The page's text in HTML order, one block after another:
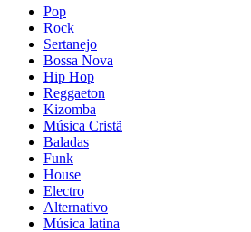
Pop
Rock
Sertanejo
Bossa Nova
Hip Hop
Reggaeton
Kizomba
Música Cristã
Baladas
Funk
House
Electro
Alternativo
Música latina